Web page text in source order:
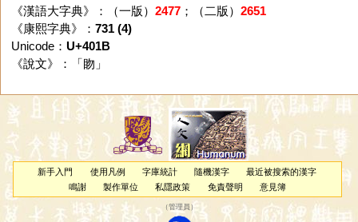
《漢語大字典》：（一版） 2477；（二版） 2651
《康熙字典》： 731 (4)
Unicode： U+401B
《說文》：「 䀛 」
新手入門 使用凡例 字庫統計 隨機漢字
最近被搜索的漢字
鳴謝
製作單位 私隱政策 免責聲明 意見簿
（管理員 ）